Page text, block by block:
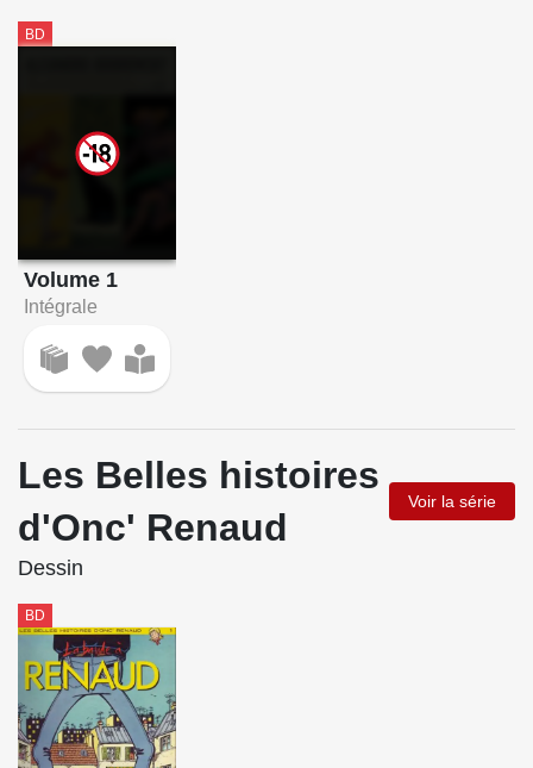
BD
Volume 1
Intégrale
Les Belles histoires
d'Onc' Renaud
Voir la série
Dessin
BD